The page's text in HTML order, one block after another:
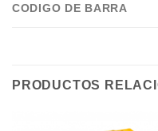
CODIGO DE BARRA
PRODUCTOS